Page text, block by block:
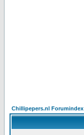
Chillipepers.nl Forumindex